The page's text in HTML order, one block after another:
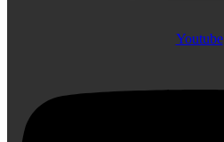
Youtube